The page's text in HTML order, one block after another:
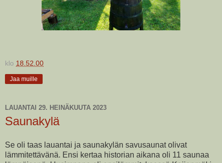
klo 18.52.00
Jaa muille
LAUANTAI 29. HEINÄKUUTA 2023
Saunakylä
Se oli taas lauantai ja saunakylän savusaunat olivat
lämmitettävänä. Ensi kertaa historian aikana oli 11 saunaa